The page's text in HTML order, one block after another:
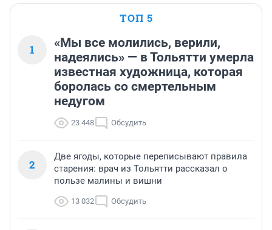
ТОП 5
1
«Мы все молились, верили,
надеялись» — в Тольятти умерла
известная художница, которая
боролась со смертельным
недугом
23 448 Обсудить
2
Две ягоды, которые переписывают правила
старения: врач из Тольятти рассказал о
пользе малины и вишни
13 032 Обсудить